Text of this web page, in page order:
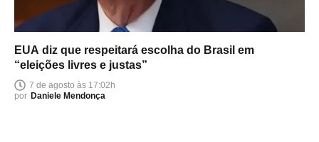
EUA diz que respeitará escolha do Brasil em
“eleições livres e justas”
7 de agosto às 17:02h
por Daniele Mendonça